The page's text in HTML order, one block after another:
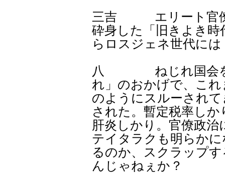
三吉 エリート官僚
砕身した「旧きよき
らロスジェネ世代に
八 ねじれ国会を思
れ」のおかげで、こ
のようにスルーされ
された。暫定税率し
肝炎しかり。官僚政
テイタラクも明らか
るのか、スクラップ
んじゃねぇか？